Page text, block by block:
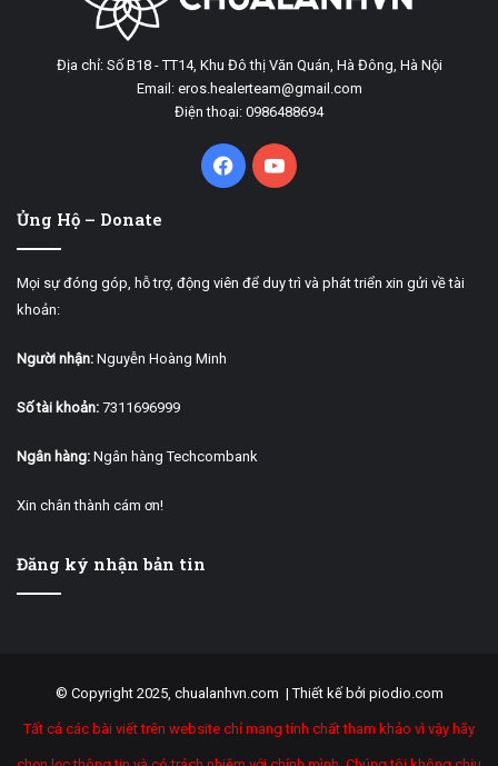
Địa chỉ: Số B18 - TT14, Khu Đô thị Văn Quán, Hà Đông, Hà Nội
Email: eros.healerteam@gmail.com
Điện thoại: 0986488694
FacebookYouTube
Ủng Hộ – Donate
Mọi sự đóng góp, hỗ trợ, động viên để duy trì và phát triển xin gửi về tài
khoản:
Người nhận: Nguyễn Hoàng Minh
Số tài khoản: 7311696999
Ngân hàng: Ngân hàng Techcombank
Xin chân thành cám ơn!
Đăng ký nhận bản tin
© Copyright 2025, chualanhvn.com |Thiết kế bởi piodio.com
Tất cả các bài viết trên website chỉ mang tính chất tham khảo vì vậy hãy